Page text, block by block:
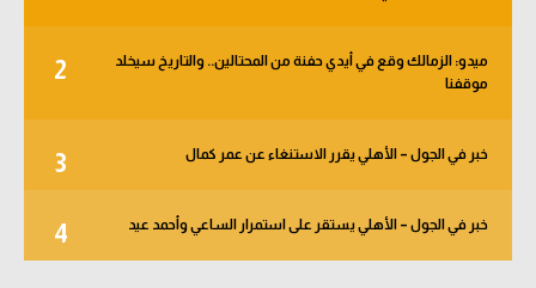
2
ميدو: الزمالك وقع في أيدي حفنة من المحتالين.. والتاريخ سيخلد
موقفنا
3 خبر في الجول – الأهلي يقرر الاستنغاء عن عمر كمال
4 خبر في الجول – الأهلي يستقر على استمرار الساعي وأحمد عيد